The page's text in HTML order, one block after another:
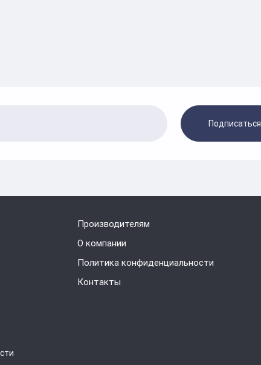
Подписаться
Производителям
О компании
Политика конфиденциальности
Контакты